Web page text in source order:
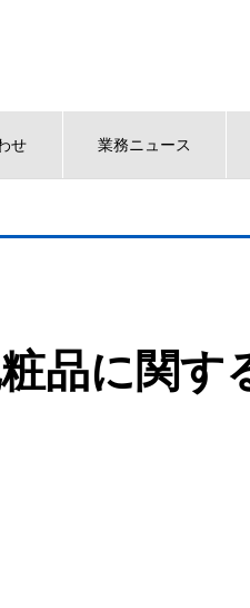
せ 業務ニュース
品に関す